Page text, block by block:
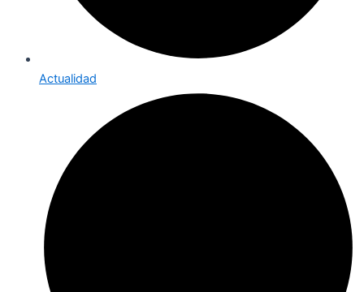
Actualidad